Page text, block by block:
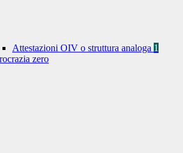
Attestazioni OIV o struttura analoga 1
zero